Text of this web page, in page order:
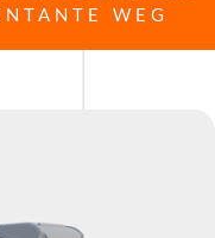
WEG